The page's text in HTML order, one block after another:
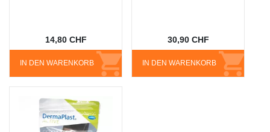
IN DEN WARENKORB
14,80 CHF
IN DEN WARENKORB
30,90 CHF